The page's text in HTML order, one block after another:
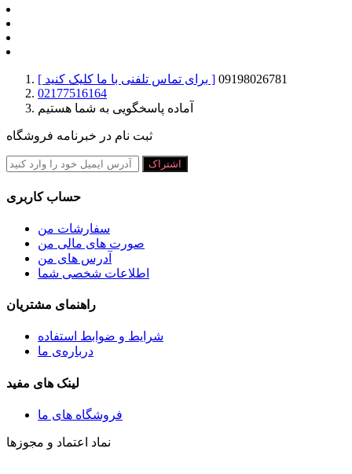
[ برای تماس تلفنی با ما کلیک کنید ] 09198026781
02177516164
آماده پاسخگویی به شما هستیم
ثبت نام در خبرنامه فروشگاه
اشتراک
حساب کاربری
سفارشات من
صورت های مالی من
آدرس های من
اطلاعات شخصی شما
راهنمای مشتریان
شرايط و ضوابط استفاده
درباره‌ی ما
لینک های مفید
فروشگاه های ما
نماد اعتماد و مجوزها